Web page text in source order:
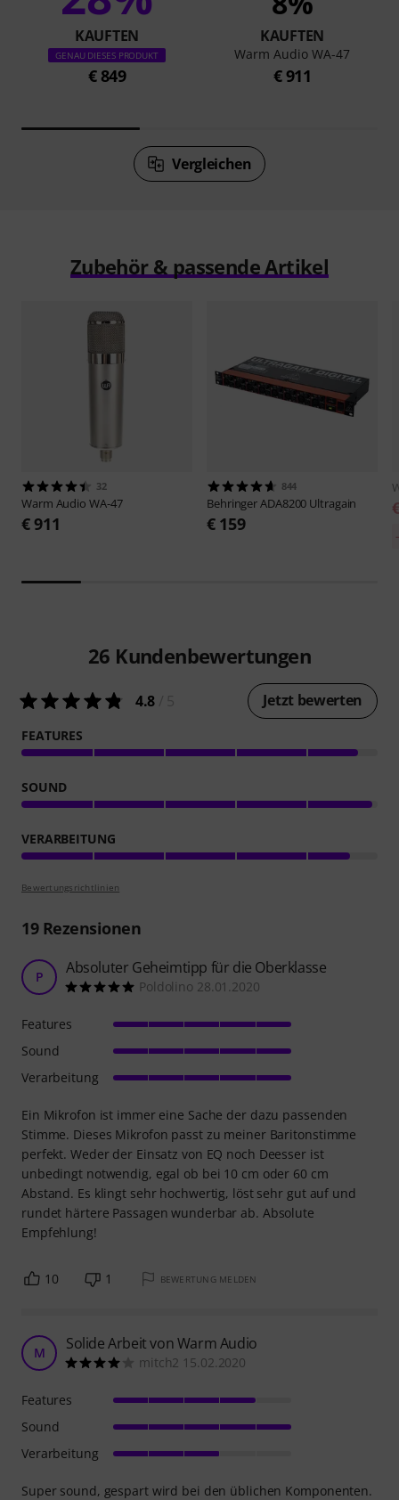
KAUFTEN
GENAU DIESES PRODUKT
€ 849
KAUFTEN
Warm Audio WA-47
€ 911
Vergleichen
Zubehör & passende Artikel
32
Warm Audio WA-47
€ 911
844
BehringerADA8200 Ultragain
€ 159
26 Kundenbewertungen
4.8 Jetzt bewerten
FEATURES
SOUND
VERARBEITUNG
Bewertungsrichtlinien
19Rezensionen
P Absoluter Geheimtipp für die Oberklasse
Poldolino 28.01.2020
Ein Mikrofon ist immer eine Sache der dazu passenden
Stimme. Dieses Mikrofon passt zu meiner Baritonstimme
perfekt. Weder der Einsatz von EQ noch Deesser ist
unbedingt notwendig, egal ob bei 10 cm oder 60 cm
Abstand. Es klingt sehr hochwertig, löst sehr gut auf und
rundet härtere Passagen wunderbar ab. Absolute
Empfehlung!
Features
Sound
Verarbeitung
10 1 BEWERTUNG MELDEN
M Solide Arbeit von Warm Audio
mitch2 15.02.2020
Super sound, gespart wird bei den üblichen Komponenten.
Features
Sound
Verarbeitung